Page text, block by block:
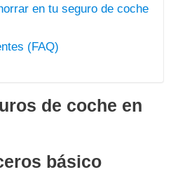
en tu seguro de coche
(FAQ)
de coche en
básico